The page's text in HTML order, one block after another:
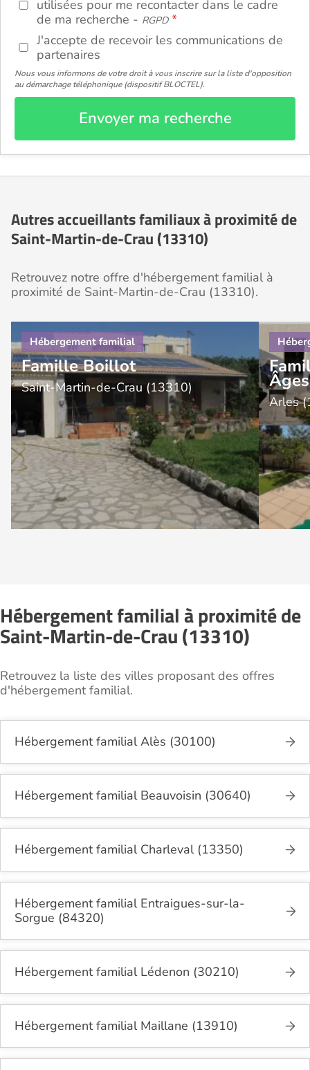
utilisées pour me recontacter dans le cadre
de ma recherche - RGPD
J'accepte de recevoir les communications de
partenaires
Nous vous informons de votre droit à vous inscrire sur la liste d'opposition
au démarchage téléphonique (dispositif BLOCTEL).
Envoyer ma recherche
Autres accueillants familiaux à proximité de
Saint-Martin-de-Crau (13310)
Retrouvez notre offre d'hébergement familial à
proximité de Saint-Martin-de-Crau (13310).
Famille Boillot
Saint-Martin-de-Crau (13310) Âges
Arles
Hébergement familial à proximité de
Saint-Martin-de-Crau (13310)
Retrouvez la liste des villes proposant des offres
d'hébergement familial.
Hébergement familial Alès (30100)
Hébergement familial Beauvoisin (30640)
Hébergement familial Charleval (13350)
Hébergement familial Entraigues-sur-la-
Sorgue (84320)
Hébergement familial Lédenon (30210)
Hébergement familial Maillane (13910)